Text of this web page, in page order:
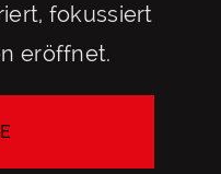
fokussiert
eröffnet.